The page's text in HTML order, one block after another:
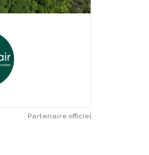
Partenaire officiel